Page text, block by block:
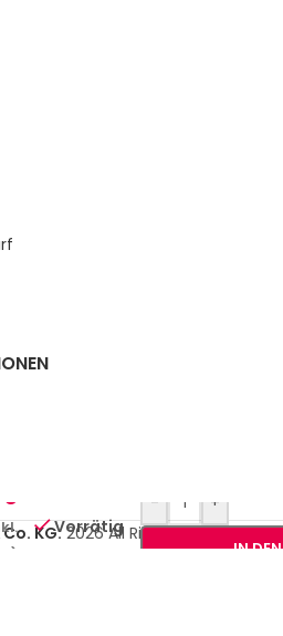
KG.2026 All Rights Reserved.
€
Vorrätig
- +
IN